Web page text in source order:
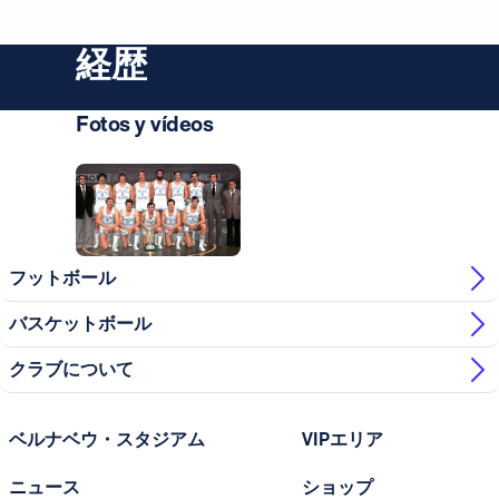
経歴
Fotos y vídeos
フットボール
バスケットボール
クラブについて
ベルナベウ・スタジアム
ニュース
VIPエリア
ショップ